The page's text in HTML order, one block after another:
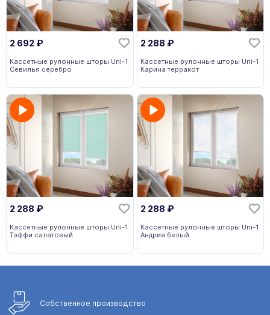
2 692 ₽
Кассетные рулонные шторы Uni-1
Севилья серебро
2 288 ₽
Кассетные рулонные шторы Uni-1
Карина терракот
2 288 ₽
Кассетные рулонные шторы Uni-1
Тэффи салатовый
2 288 ₽
Кассетные рулонные шторы Uni-1
Андрия белый
Собственное производство